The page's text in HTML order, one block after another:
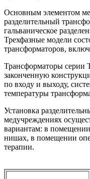
Основным элементом
разделительный
гальваническое
Трехфазные модели
трансформаторов,
Трансформаторы серии
законченную
по входу и выходу,
температуры
Установка
медучреждениях
вариантам: в
нишах, в помещении
терапии.